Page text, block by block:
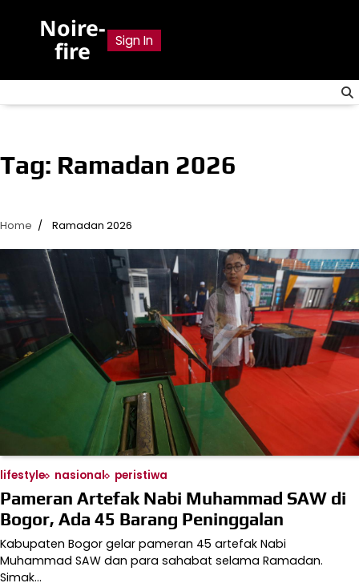
Noire-
fire
Sign In
Tag: Ramadan 2026
Home Ramadan 2026
lifestyle nasional peristiwa
Pameran Artefak Nabi Muhammad SAW di
Bogor, Ada 45 Barang Peninggalan
Kabupaten Bogor gelar pameran 45 artefak Nabi
Muhammad SAW dan para sahabat selama Ramadan.
Simak…